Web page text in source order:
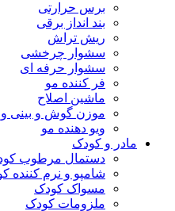
برس حرارتی
بند انداز برقی
ریش تراش
سشوار چرخشی
سشوار حرفه ای
فر کننده‌ مو
ماشین اصلاح
موزن گوش و بینی و ابرو
ویو دهنده مو
مادر و کودک
دستمال مرطوب کودک
شامپو و نرم کننده کودک
مسواک کودک
ملزومات کودک